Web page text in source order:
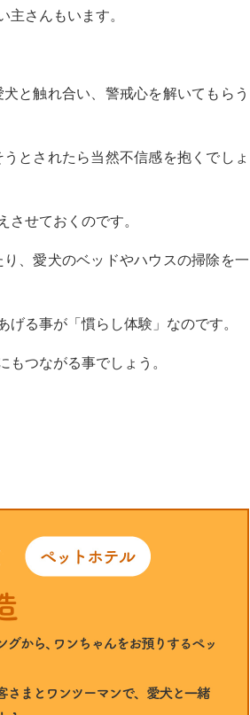
さんもいます。
と触れ合い、警戒心を解いてもらう
とされたら当然不信感を抱くでしょ
せておくのです。
、愛犬のベッドやハウスの掃除を一
る事が「慣らし体験」なのです。
つながる事でしょう。